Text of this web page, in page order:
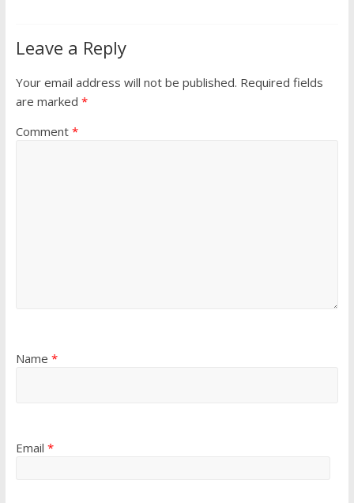
Leave a Reply
Your email address will not be published. Required fields
are marked *
Comment *
Name *
Email *